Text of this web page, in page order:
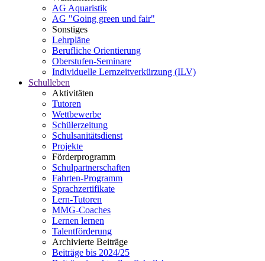
AG Aquaristik
AG "Going green und fair"
Sonstiges
Lehrpläne
Berufliche Orientierung
Oberstufen-Seminare
Individuelle Lernzeitverkürzung (ILV)
Schulleben
Aktivitäten
Tutoren
Wettbewerbe
Schülerzeitung
Schulsanitätsdienst
Projekte
Förderprogramm
Schulpartnerschaften
Fahrten-Programm
Sprachzertifikate
Lern-Tutoren
MMG-Coaches
Lernen lernen
Talentförderung
Archivierte Beiträge
Beiträge bis 2024/25